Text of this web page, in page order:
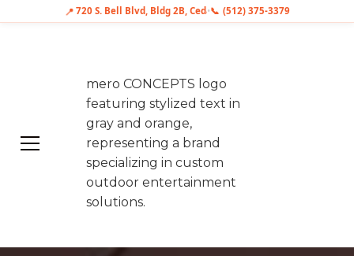
📍 720 S. Bell Blvd, Bldg 2B, Cedar Park, TX 78613
•📞 (512) 375-3379